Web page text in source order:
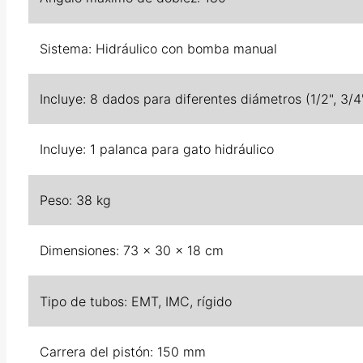
Sistema: Hidráulico con bomba manual
Incluye: 8 dados para diferentes diámetros (1/2", 3/
Incluye: 1 palanca para gato hidráulico
Peso: 38 kg
Dimensiones: 73 x 30 x 18 cm
Tipo de tubos: EMT, IMC, rígido
Carrera del pistón: 150 mm